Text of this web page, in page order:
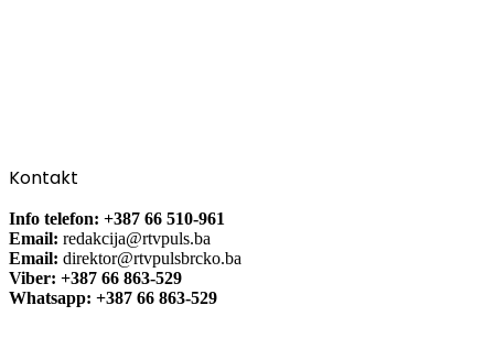
Kontakt
Info telefon: +387 66 510-961
Email: redakcija@rtvpuls.ba
Email: direktor@rtvpulsbrcko.ba
Viber: +387 66 863-529
Whatsapp: +387 66 863-529